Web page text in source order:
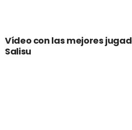
Vídeo con las mejores
Salisu